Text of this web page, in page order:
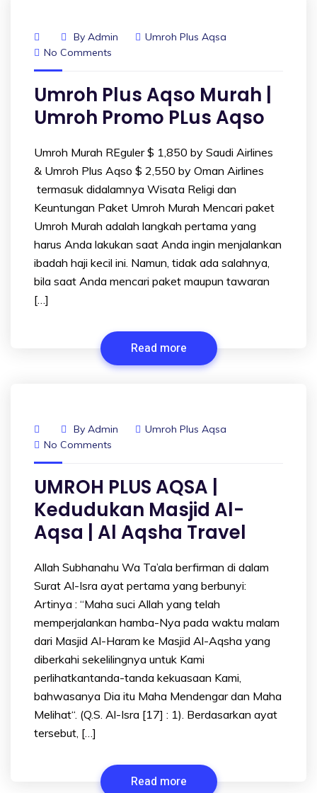
By Admin
Umroh Plus Aqsa
No Comments
Umroh Plus Aqso Murah |
Umroh Promo PLus Aqso
Umroh Murah REguler $ 1,850 by Saudi Airlines
& Umroh Plus Aqso $ 2,550 by Oman Airlines
termasuk didalamnya Wisata Religi dan
Keuntungan Paket Umroh Murah Mencari paket
Umroh Murah adalah langkah pertama yang
harus Anda lakukan saat Anda ingin menjalankan
ibadah haji kecil ini. Namun, tidak ada salahnya,
bila saat Anda mencari paket maupun tawaran
[…]
Read more
By Admin
Umroh Plus Aqsa
No Comments
UMROH PLUS AQSA |
Kedudukan Masjid Al-
Aqsa | Al Aqsha Travel
Allah Subhanahu Wa Ta’ala berfirman di dalam
Surat Al-Isra ayat pertama yang berbunyi:
Artinya : “Maha suci Allah yang telah
memperjalankan hamba-Nya pada waktu malam
dari Masjid Al-Haram ke Masjid Al-Aqsha yang
diberkahi sekelilingnya untuk Kami
perlihatkantanda-tanda kekuasaan Kami,
bahwasanya Dia itu Maha Mendengar dan Maha
Melihat“. (Q.S. Al-Isra [17] : 1). Berdasarkan ayat
tersebut, […]
Read more